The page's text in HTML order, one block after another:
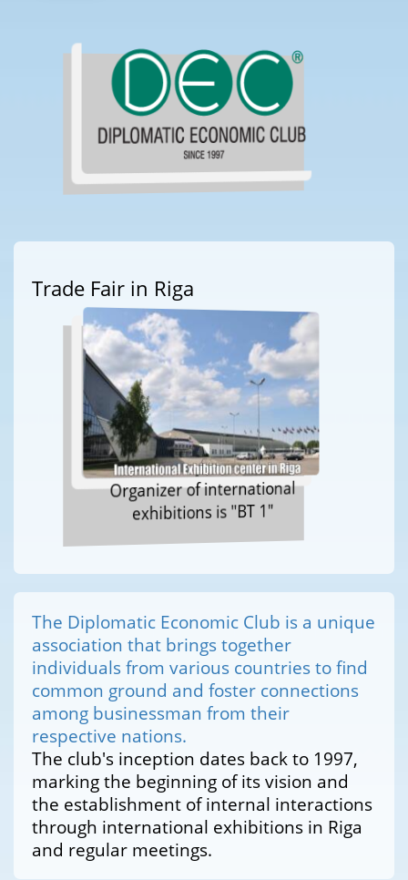
Trade Fair in Riga
Organizer of international
exhibitions is "BT 1"
The Diplomatic Economic Club is a unique
association that brings together
individuals from various countries to find
common ground and foster connections
among businessman from their
respective nations.
The club's inception dates back to 1997,
marking the beginning of its vision and
the establishment of internal interactions
through international exhibitions in Riga
and regular meetings.